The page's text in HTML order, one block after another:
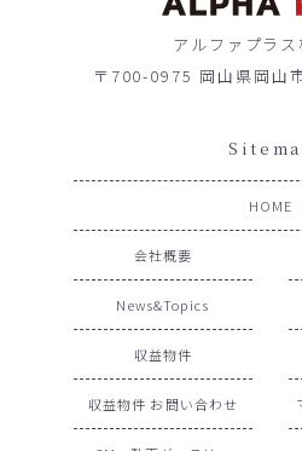
アルファプラ
〒700-0975 岡山県岡山
HOME
会社概要
News&Topics
収益物件
収益物件 お問い合わせ